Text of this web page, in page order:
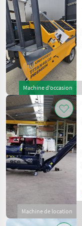
Machine d’occasion
Machine de location